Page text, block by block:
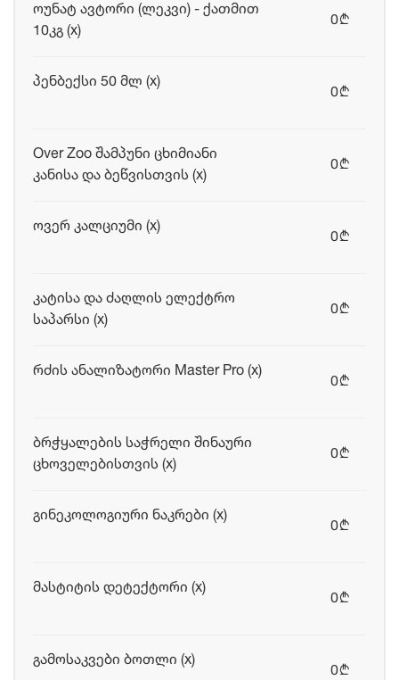
ოუნატ ავტორი (ლეკვი) - ქათმით
10კგ (x)
0b
პენბექსი 50 მლ (x)
0b
Over Zoo შამპუნი ცხიმიანი
კანისა და ბეწვისთვის (x)
0b
ოვერ კალციუმი (x)
0b
კატისა და ძაღლის ელექტრო
საპარსი (x)
0b
რძის ანალიზატორი Master Pro (x)
0b
ბრჭყალების საჭრელი შინაური
ცხოველებისთვის (x)
0b
გინეკოლოგიური ნაკრები (x)
0b
მასტიტის დეტექტორი (x)
0b
გამოსაკვები ბოთლი (x)
0b